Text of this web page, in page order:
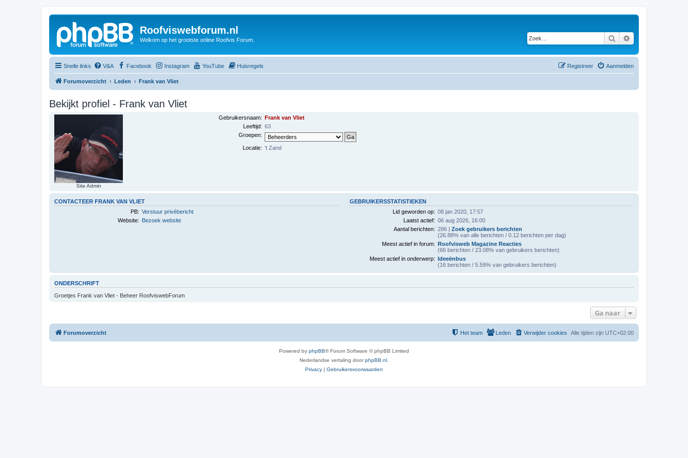
Roofviswebforum.nl
Welkom op het grootste online Roofvis Forum. Zoek
Snelle links V&A Facebook Instagram YouTube Huisregels Aanmelden
Registreer
Forumoverzicht Leden Frank van Vliet
Bekijkt profiel - Frank van Vliet
Site Admin
Gebruikersnaam: Frank van Vliet
Leeftijd: 63
Groepen:
Locatie: 't Zand
CONTACTEER FRANK VAN VLIET
PB: Verstuur privébericht
Website: Bezoek website
GEBRUIKERSSTATISTIEKEN
Lid geworden op: 08 jan 2020, 17:57
Laatst actief: 06 aug 2026, 16:00
Aantal berichten: 286 | Zoek gebruikers berichten
(26.88% van alle berichten / 0.12 berichten per dag)
Meest actief in forum: Roofvisweb Magazine Reacties
(66 berichten / 23.08% van gebruikers berichten)
Meest actief in onderwerp: Ideeënbus
(16 berichten / 5.59% van gebruikers berichten)
ONDERSCHRIFT
Groetjes Frank van Vliet - Beheer RoofviswebForum
Ga naar
Forumoverzicht Alle tijden zijn UTC+02:00
Verwijder cookies
Leden
Het team
Powered by phpBB® Forum Software © phpBB Limited
Nederlandse vertaling doorphpBB.nl
Privacy | Gebruikersvoorwaarden